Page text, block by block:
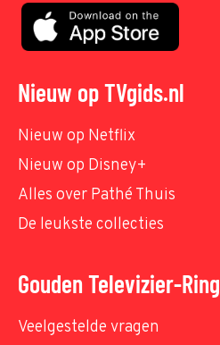
Nieuw op TVgids.nl
Nieuw op Netflix
Nieuw op Disney+
Alles over Pathé Thuis
De leukste collecties
Gouden Televizier-Ring
Veelgestelde vragen